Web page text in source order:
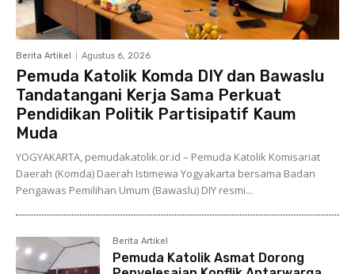
Berita Artikel Agustus 6, 2026
Pemuda Katolik Komda DIY dan Bawaslu
Tandatangani Kerja Sama Perkuat
Pendidikan Politik Partisipatif Kaum
Muda
YOGYAKARTA, pemudakatolik.or.id – Pemuda Katolik Komisariat
Daerah (Komda) Daerah Istimewa Yogyakarta bersama Badan
Pengawas Pemilihan Umum (Bawaslu) DIY resmi...
Berita Artikel
Pemuda Katolik Asmat Dorong